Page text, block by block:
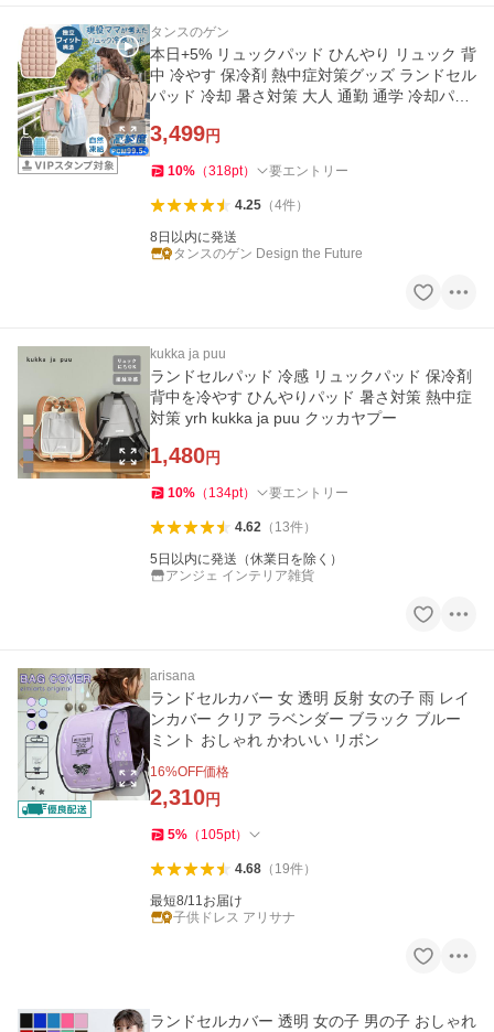
タンスのゲン
本日+5% リュックパッド ひんやり リュック 背
中 冷やす 保冷剤 熱中症対策グッズ ランドセル
パッド 冷却 暑さ対策 大人 通勤 通学 冷却パッ
3,499円
10% （318pt） 要エントリー
4.25（4件）
8日以内に発送
タンスのゲン Design the Future
kukka ja puu
ランドセルパッド 冷感 リュックパッド 保冷剤
背中を冷やす ひんやりパッド 暑さ対策 熱中症
対策 yrh kukka ja puu クッカヤプー
1,480円
10% （ 134pt） 要エントリー
4.62（ 13件）
5日以内に発送（休業日を除く）
アンジェ インテリア雑貨
arisana
ランドセルカバー 女 透明 反射 女の子 雨 レイ
ンカバー クリア ラベンダー ブラック ブルー
ミント おしゃれ かわいい リボン
16%OFF価格
2,310円
5% （ 105pt）
4.68（ 19件）
最短8/11お届け
子供ドレス アリサナ
ランドセルカバー 透明 女の子 男の子 おしゃれ